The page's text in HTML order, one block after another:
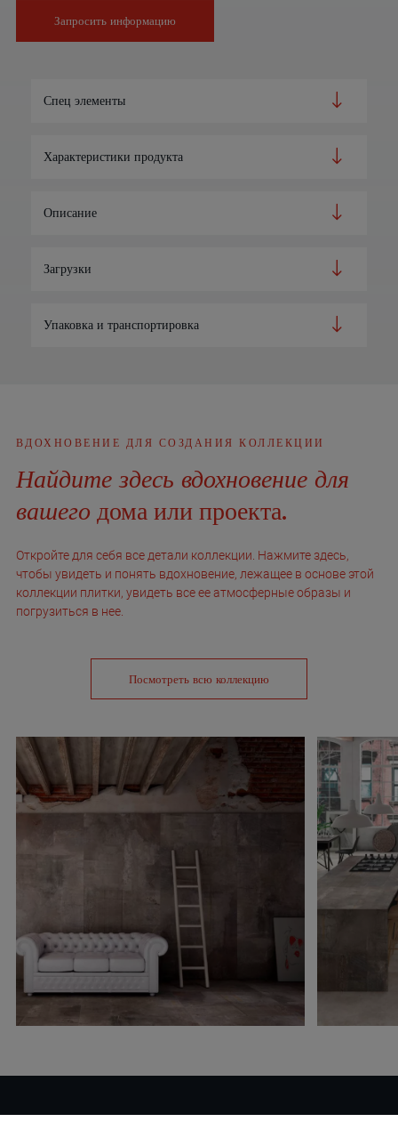
Запросить информацию
Спец элементы
Характеристики продукта
Описание
Загрузки
Упаковка и транспортировка
ВДОХНОВЕНИЕ ДЛЯ СОЗДАНИЯ КОЛЛЕКЦИИ
Найдите здесь вдохновение для
вашего дома или проекта.
Откройте для себя все детали коллекции. Нажмите здесь,
чтобы увидеть и понять вдохновение, лежащее в основе этой
коллекции плитки, увидеть все ее атмосферные образы и
погрузиться в нее.
Посмотреть всю коллекцию